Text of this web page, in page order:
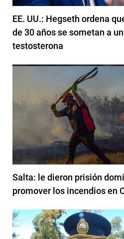
EE. UU.: Hegseth ordena
de 30 años se sometan a
testosterona
Salta: le dieron prisión
promover los incendios en